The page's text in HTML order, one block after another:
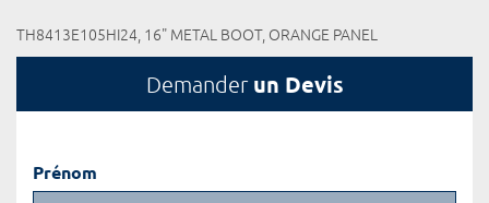
TH8413E105HI24, 16" METAL BOOT, ORANGE PANEL
Demander un Devis
Prénom